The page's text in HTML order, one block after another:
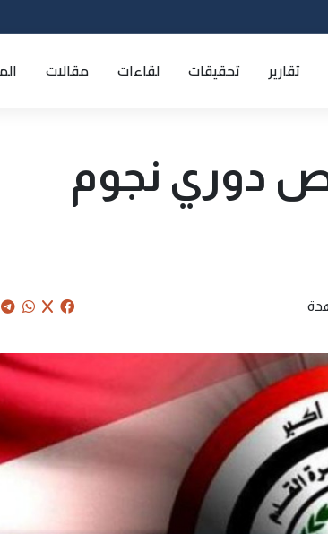
تقارير تحقيقات لقاءات مقالات
دوري نجوم